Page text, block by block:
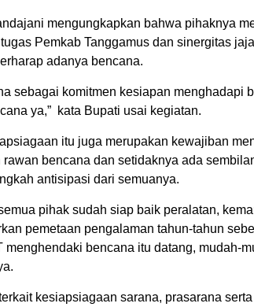
mengungkapkan bahwa pihaknya
Pemkab Tanggamus dan sinergitas
adanya bencana.
sebagai komitmen kesiapan menghadapi
ya,” kata Bupati usai kegiatan.
itu juga merupakan kewajiban
rawan bencana dan setidaknya ada
antisipasi dari semuanya.
pihak sudah siap baik peralatan,
pemetaan pengalaman tahun-tahun
menghendaki bencana itu datang, mudah-
kesiapsiagaan sarana, prasarana